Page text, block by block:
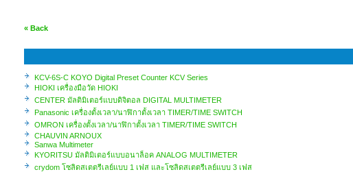
« Back
KCV-6S-C KOYO Digital Preset Counter KCV Series
HIOKI เครื่องมือวัด HIOKI
CENTER มัลติมิเตอร์แบบดิจิตอล DIGITAL MULTIMETER
Panasonic เครื่องตั้งเวลา/นาฬิกาตั้งเวลา TIMER/TIME SWITCH
OMRON เครื่องตั้งเวลา/นาฬิกาตั้งเวลา TIMER/TIME SWITCH
CHAUVIN ARNOUX
Sanwa Multimeter
KYORITSU มัลติมิเตอร์แบบอนาล็อค ANALOG MULTIMETER
crydom โซลิดสเตตรีเลย์แบบ 1 เฟส และโซลิดสเตตรีเลย์แบบ 3 เฟส